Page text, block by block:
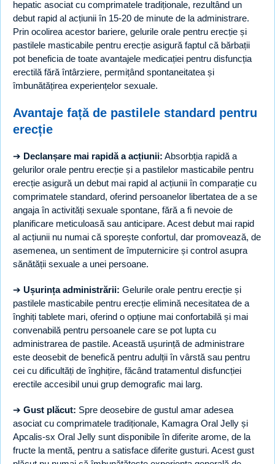
hepatic asociat cu comprimatele tradiționale, rezultând un
debut rapid al acțiunii în 15-20 de minute de la administrare.
Prin ocolirea acestor bariere, gelurile orale pentru erecție și
pastilele masticabile pentru erecție asigură faptul că bărbații
pot beneficia de toate avantajele medicației pentru disfuncția
erectilă fără întârziere, permițând spontaneitatea și
îmbunătățirea experiențelor sexuale.
Avantaje față de pastilele standard pentru
erecție
➔ Declanșare mai rapidă a acțiunii: Absorbția rapidă a
gelurilor orale pentru erecție și a pastilelor masticabile pentru
erecție asigură un debut mai rapid al acțiunii în comparație cu
comprimatele standard, oferind persoanelor libertatea de a se
angaja în activități sexuale spontane, fără a fi nevoie de
planificare meticuloasă sau anticipare. Acest debut mai rapid
al acțiunii nu numai că sporește confortul, dar promovează, de
asemenea, un sentiment de împuternicire și control asupra
sănătății sexuale a unei persoane.
➔ Ușurința administrării: Gelurile orale pentru erecție și
pastilele masticabile pentru erecție elimină necesitatea de a
înghiți tablete mari, oferind o opțiune mai confortabilă și mai
convenabilă pentru persoanele care se pot lupta cu
administrarea de pastile. Această ușurință de administrare
este deosebit de benefică pentru adulții în vârstă sau pentru
cei cu dificultăți de înghițire, făcând tratamentul disfuncției
erectile accesibil unui grup demografic mai larg.
➔ Gust plăcut: Spre deosebire de gustul amar adesea
asociat cu comprimatele tradiționale, Kamagra Oral Jelly și
Apcalis-sx Oral Jelly sunt disponibile în diferite arome, de la
fructe la mentă, pentru a satisface diferite gusturi. Acest gust